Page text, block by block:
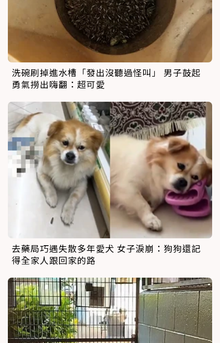
洗碗刷掉進水槽「發出沒聽過怪叫」 男子鼓起
勇氣撈出嗨翻：超可愛
去藥局巧遇失散多年愛犬 女子淚崩：狗狗還記
得全家人跟回家的路